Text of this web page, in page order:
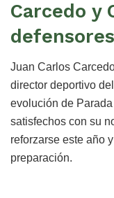
Carcedo y
defensores
Juan Carlos
director deportivo
evolución de
satisfechos con su
reforzarse este año
preparación.